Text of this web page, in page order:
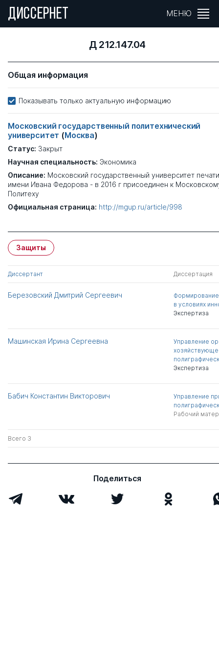
ДИССЕРНЕТ МЕНЮ
Д 212.147.04
Общая информация
Показывать только актуальную информацию
Московский государственный политехнический
университет (Москва)
Статус: Закрыт
Научная специальность: Экономика
Описание: Московский государственный университет печати
имени Ивана Федорова - в 2016 г присоединен к
Политеху
Официальная страница: http://mgup.ru/article/998
Защиты
Диссертант Диссертация
Березовский Дмитрий Сергеевич
в условиях
Экспертиза
Машинская Ирина Сергеевна
Управление
Экспертиза
Бабич Константин Викторович
Управление
Рабочий
Всего 3
Поделиться